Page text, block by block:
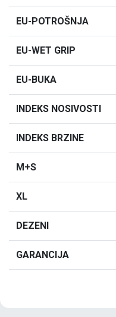
EU-POTROŠNJA
EU-WET GRIP
EU-BUKA
INDEKS NOSIVOSTI
INDEKS BRZINE
M+S
XL
DEZENI
GARANCIJA